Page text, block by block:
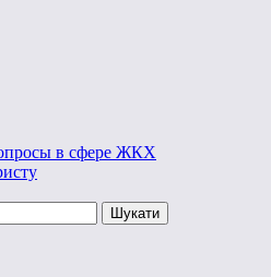
в сфере ЖКХ